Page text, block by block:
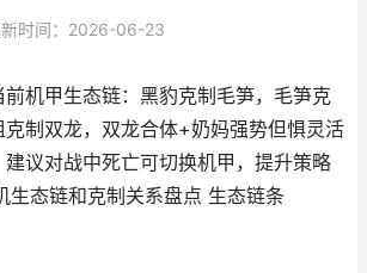
时间：2026-06-23
机甲生态链：黑豹克制毛笋，毛笋克
制双龙，双龙合体+奶妈强势但惧灵活
议对战中死亡可切换机甲，提升策略
生态链和克制关系盘点 生态链条